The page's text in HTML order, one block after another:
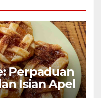
Perpaduan
Isian Apel